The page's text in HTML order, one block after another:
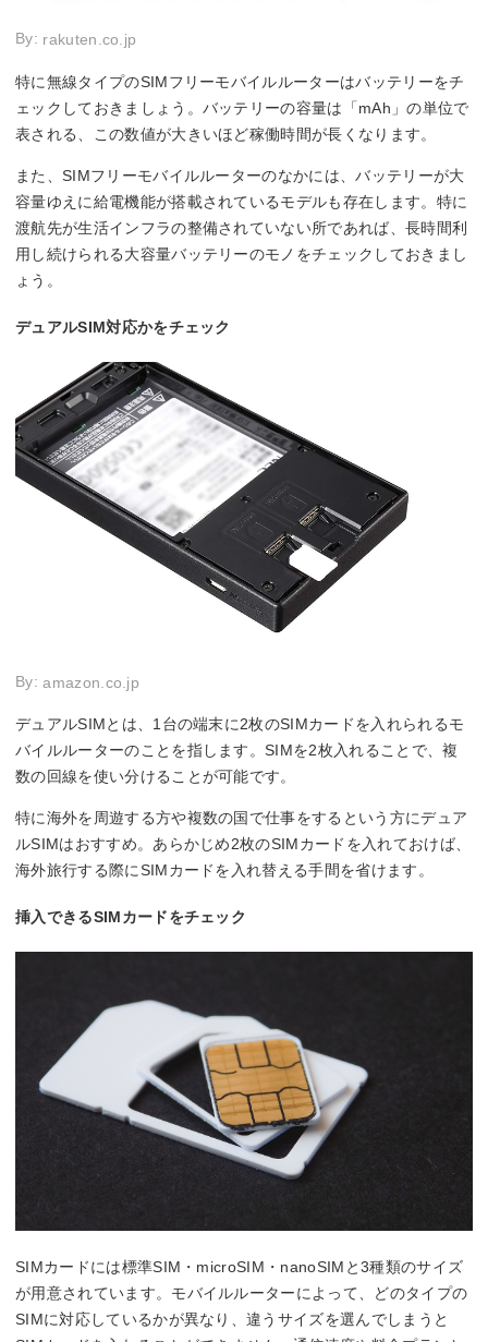
By: rakuten.co.jp
特に無線タイプのSIMフリーモバイルルーターはバッテリーをチ
ェックしておきましょう。バッテリーの容量は「mAh」の単位で
表される、この数値が大きいほど稼働時間が長くなります。
また、SIMフリーモバイルルーターのなかには、バッテリーが大
容量ゆえに給電機能が搭載されているモデルも存在します。特に
渡航先が生活インフラの整備されていない所であれば、長時間利
用し続けられる大容量バッテリーのモノをチェックしておきまし
ょう。
デュアルSIM対応かをチェック
By:amazon.co.jp
デュアルSIMとは、1台の端末に2枚のSIMカードを入れられるモ
バイルルーターのことを指します。SIMを2枚入れることで、複
数の回線を使い分けることが可能です。
特に海外を周遊する方や複数の国で仕事をするという方にデュア
ルSIMはおすすめ。あらかじめ2枚のSIMカードを入れておけば、
海外旅行する際にSIMカードを入れ替える手間を省けます。
挿入できるSIMカードをチェック
SIMカードには標準SIM・microSIM・nanoSIMと3種類のサイズ
が用意されています。モバイルルーターによって、どのタイプの
SIMに対応しているかが異なり、違うサイズを選んでしまうと